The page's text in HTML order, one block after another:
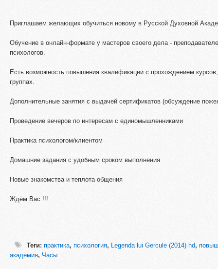
Приглашаем желающих обучиться новому в Русской Духовной
Обучение в онлайн-формате у мастеров своего дела -
психологов.
Есть возможность повышения квалификации с прохождением курсов,
группах.
Дополнительные занятия с выдачей сертификатов (обсуждение
Проведение вечеров по интересам с единомышленниками
Практика психологом/клиентом
Домашние задания с удобным сроком выполнения
Новые знакомства и теплота общения
Ждём Вас !!!
Теги: практика, психология, Legenda lui Gercule (2014) hd,
академия, Часы